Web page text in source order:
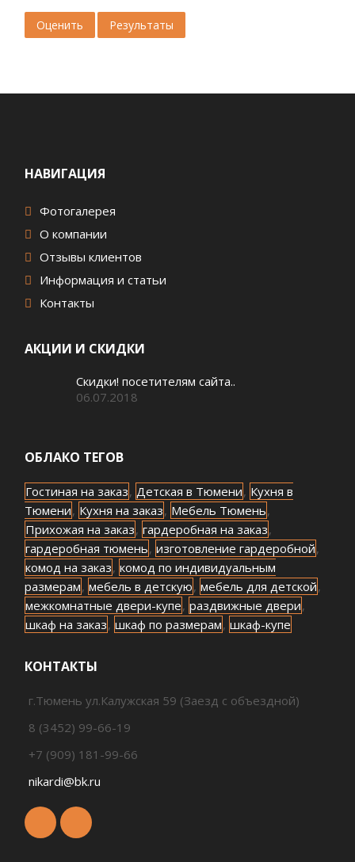
НАВИГАЦИЯ
Фотогалерея
О компании
Отзывы клиентов
Информация и статьи
Контакты
АКЦИИ И СКИДКИ
Скидки! посетителям сайта..
06.07.2018
ОБЛАКО ТЕГОВ
Гостиная на заказ, Детская в Тюмени, Кухня в
Тюмени, Кухня на заказ, Мебель Тюмень,
Прихожая на заказ, гардеробная на заказ,
гардеробная тюмень, изготовление гардеробной,
комод на заказ, комод по индивидуальным
размерам, мебель в детскую, мебель для детской,
межкомнатные двери-купе, раздвижные двери,
шкаф на заказ, шкаф по размерам, шкаф-купе
КОНТАКТЫ
г.Тюмень ул.Калужская 59 (Заезд с объездной)
8 (3452) 99-66-19
+7 (909) 181-99-66
nikardi@bk.ru